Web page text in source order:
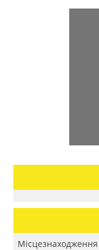
Місцезнаходження